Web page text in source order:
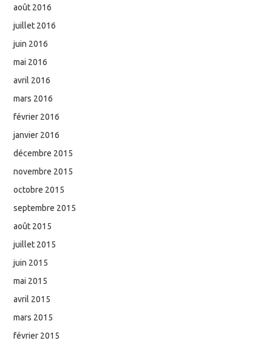
août 2016
juillet 2016
juin 2016
mai 2016
avril 2016
mars 2016
février 2016
janvier 2016
décembre 2015
novembre 2015
octobre 2015
septembre 2015
août 2015
juillet 2015
juin 2015
mai 2015
avril 2015
mars 2015
février 2015